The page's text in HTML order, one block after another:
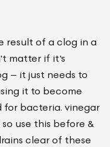
result of a clog in a
matter if it's
– it just needs to
it to become
for bacteria. vinegar
use this before &
clear of these